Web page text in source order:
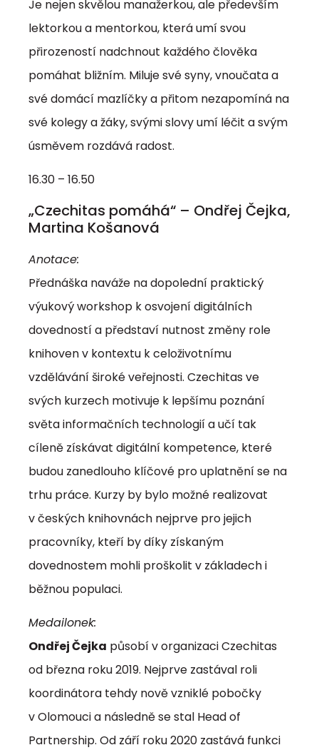
Je nejen skvělou manažerkou, ale především
lektorkou a mentorkou, která umí svou
přirozeností nadchnout každého člověka
pomáhat bližním. Miluje své syny, vnoučata a
své domácí mazlíčky a přitom nezapomíná na
své kolegy a žáky, svými slovy umí léčit a svým
úsměvem rozdává radost.
16.30 – 16.50
„Czechitas pomáhá“ – Ondřej Čejka,
Martina Košanová
Anotace:
Přednáška naváže na dopolední praktický
výukový workshop k osvojení digitálních
dovedností a představí nutnost změny role
knihoven v kontextu k celoživotnímu
vzdělávání široké veřejnosti. Czechitas ve
svých kurzech motivuje k lepšímu poznání
světa informačních technologií a učí tak
cíleně získávat digitální kompetence, které
budou zanedlouho klíčové pro uplatnění se na
trhu práce. Kurzy by bylo možné realizovat
v českých knihovnách nejprve pro jejich
pracovníky, kteří by díky získaným
dovednostem mohli proškolit v základech i
běžnou populaci.
Medailonek:
Ondřej Čejka působí v organizaci Czechitas
od března roku 2019. Nejprve zastával roli
koordinátora tehdy nově vzniklé pobočky
v Olomouci a následně se stal Head of
Partnership. Od září roku 2020 zastává funkci